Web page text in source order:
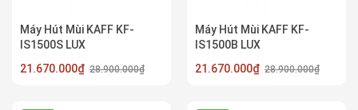
Máy Hút Mùi KAFF KF-
IS1500S LUX
21.670.000₫ 28.900.000₫
Máy Hút Mùi KAFF KF-
IS1500B LUX
21.670.000₫ 28.900.000₫